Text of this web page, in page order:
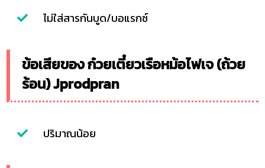
ไม่ใส่สารกันบูด/บอแรกซ์
ข้อเสียของ ก๋วยเตี๋ยวเรือหม้อไฟเจ (ถ้วย
ร้อน) Jprodpran
ปริมาณน้อย